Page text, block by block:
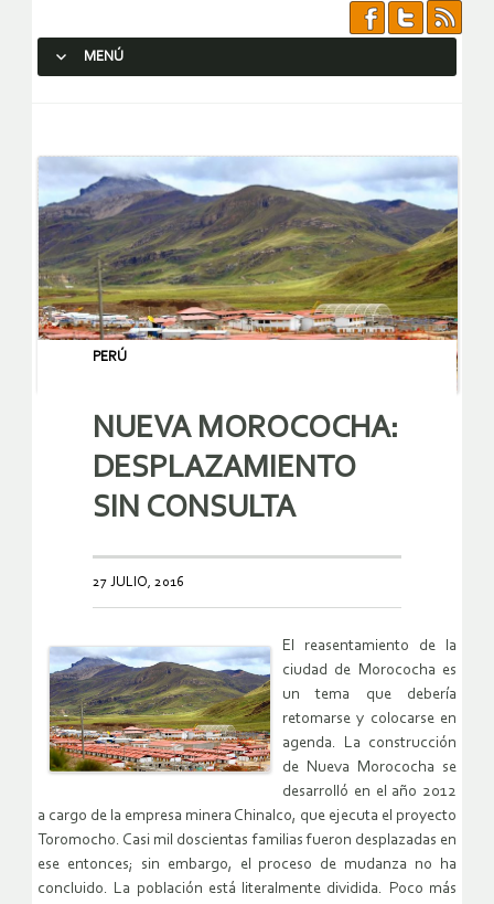
MENÚ
PERÚ
NUEVA MOROCOCHA:
DESPLAZAMIENTO
SIN CONSULTA
27 JULIO, 2016
El reasentamiento de la
ciudad de Morococha es
un tema que debería
retomarse y colocarse en
agenda. La construcción
de Nueva Morococha se
desarrolló en el año 2012
a cargo de la empresa minera Chinalco, que ejecuta el proyecto
Toromocho. Casi mil doscientas familias fueron desplazadas en
ese entonces; sin embargo, el proceso de mudanza no ha
concluido. La población está literalmente dividida. Poco más